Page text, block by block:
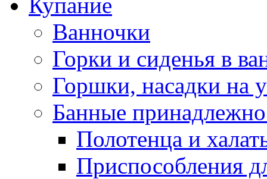
Ванночки
Горки и сиденья в
Горшки, насадки на
Банные
Полотенца и
Приспособления